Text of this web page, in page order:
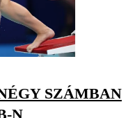
SZÁMBAN
N